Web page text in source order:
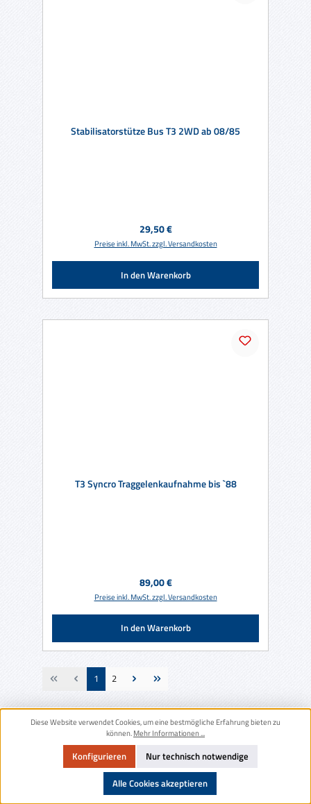
Stabilisatorstütze Bus T3 2WD ab 08/85
Regulärer Preis:
29,50 €
Preise inkl. MwSt. zzgl. Versandkosten
In den Warenkorb
T3 Syncro Traggelenkaufnahme bis `88
Regulärer Preis:
89,00 €
Preise inkl. MwSt. zzgl. Versandkosten
In den Warenkorb
Seite
1 Seite
2
Service Hotline
Telefonische Unterstützung und Beratung unter:
Diese Website verwendet Cookies, um eine bestmögliche Erfahrung bieten zu
können.Mehr Informationen ...
Nur technisch notwendige
Konfigurieren
Alle Cookies akzeptieren